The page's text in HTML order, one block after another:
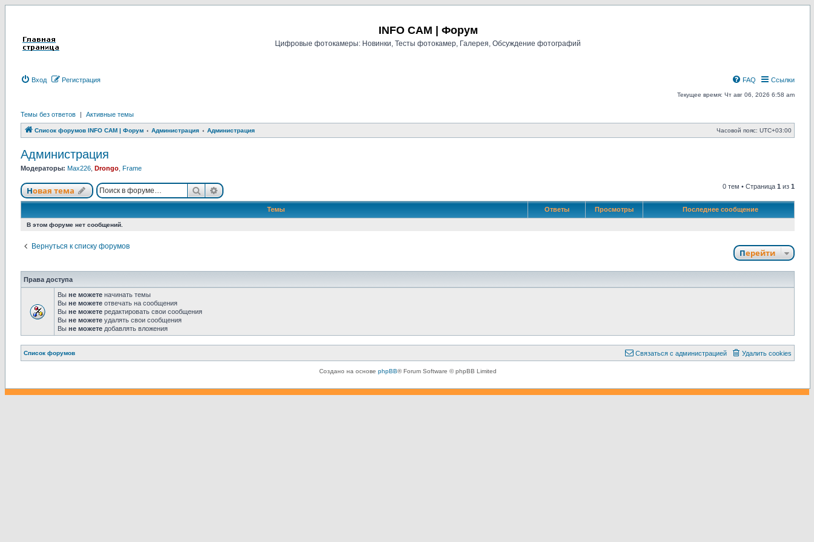
INFO CAM | Форум
Цифровые фотокамеры: Новинки, Тесты фотокамер, Галерея, Обсуждение фотографий
Вход Регистрация Ссылки
FAQ
Текущее время: Чт авг 06, 2026 6:58 am
Темы без ответов | Активные темы
Список форумов INFO CAM | Форум Администрация Администрация Часовой пояс: UTC+03:00
Администрация
Модераторы: Max226 Drongo Frame
Новая тема
Новая тема ПоискРасширенный поиск 0 тем • Страница 1 из 1
Темы Ответы Просмотры Последнее сообщение
В этом форуме нет сообщений.
Вернуться к списку форумов
Перейти
Права доступа
Вы не можете начинать темы
Вы не можете отвечать на сообщения
Вы не можете редактировать свои сообщения
Вы не можете удалять свои сообщения
Вы не можете добавлять вложения
Список форумов Удалить cookies
Связаться с
Связаться с администрацией
Создано на основе phpBB® Forum Software © phpBB Limited